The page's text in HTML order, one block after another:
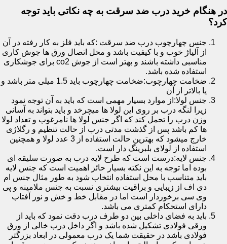
در هنگام خرید درب ضد سرقت به چه نکاتی باید توجه
کرد؟
جنس چهارچوب درب ضد سرقت :که باید فلز به کار رفته در آن
از آلیاژ خوب و با کیفیت باشد و محل اتصال ورق ها جوش کاری
مناسبی داشته باشند و بهتر است از جوش co2 برای جوشکاری
استفاده شده باشد.
ضخامت چهارچوب:ضخامت چهارچوب باید 1.5 میلی متر باشد و
یا بالاتر از آن
جنس لولا:از موارد بسیار مهمی است که باید به آن توجه نمود
زیرا لنگه درب بر روی این لولا ها میچرخد و باید بتواند به آسانی
وزن درب را تحمل کند که اگر جنس لولا ها نامرغوب و تعداد لولا
ها کم باشد پس از گذشت مدتی درب از حالت تنظیم و رگلاژی
خارج میشود که بهترین حالت استفاده از 3 عدد لولا و همچنین
استفاده از لولای بلبرینگ دار است.
جنس لایه:درست است که طرح لایه درب به صورت سلیقه ای
بوده اما توجه به این نکته بسیار حائز اهمیت است که جنس لایه
باید متناسب با محل استفاده انتخاب شود به طور مثال جنس ام
دی اف از زیبایی و براقیت بیشتری نسبت به جنس ملامینه و پی
وی سی برخوردار است اما در مقابل خط و خش و نور آفتاب
دارای استحکام کمتری می باشد.
باید به فضای داخلی بین دو طرف درب دقت نمود که باید از
ورقی فولادی تشکیل شده باشد و اگر داخل درب خالی از ورق
فولادی باشد در حقیقت شما یک درب معمولی در ابعاد بزرگتر